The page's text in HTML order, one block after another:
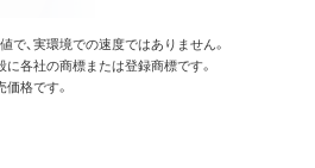
、実環境での速度ではありません。
各社の商標または登録商標です。
格です。